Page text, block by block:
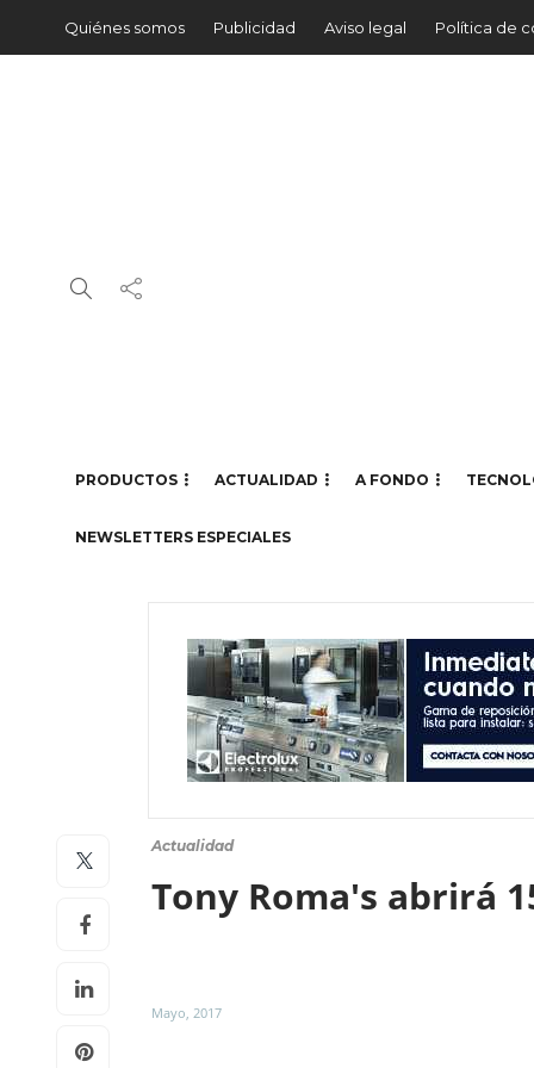
Quiénes somos Publicidad Aviso legal Política de
PRODUCTOS ACTUALIDAD A FONDO
NEWSLETTERS ESPECIALES
Actualidad
Tony Roma's abrirá
Mayo, 2017